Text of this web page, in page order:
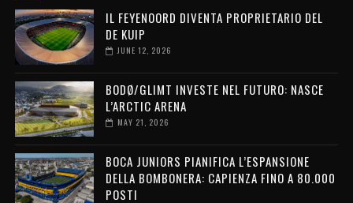
IL FEYENOORD DIVENTA PROPRIETARIO DEL
DE KUIP
JUNE 12, 2026
BODØ/GLIMT INVESTE NEL FUTURO: NASCE
L’ARCTIC ARENA
MAY 21, 2026
BOCA JUNIORS PIANIFICA L’ESPANSIONE
DELLA BOMBONERA: CAPIENZA FINO A 80.000
POSTI